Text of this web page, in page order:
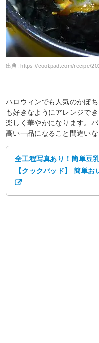
出典:https://cookpad.com/recipe/
ハロウィンでも人気のかぼ
も好きなようにアレンジで
楽しく華やかになります。
高い一品になること間違いな
全工程写真あり！簡単豆
【クックパッド】 簡単